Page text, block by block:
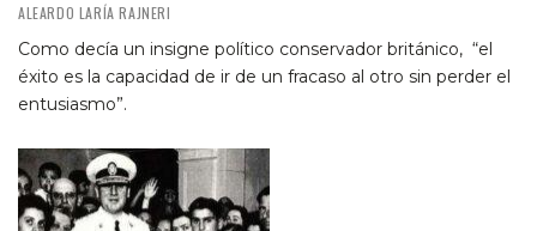
ALEARDO LARÍA RAJNERI
Como decía un insigne político conservador británico, “el
éxito es la capacidad de ir de un fracaso al otro sin perder el
entusiasmo”.